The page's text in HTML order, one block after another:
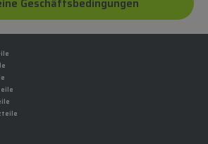
Geschäftsbedingungen